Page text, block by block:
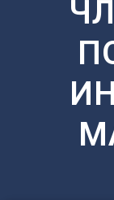
Белгород
Брянск
Волгоград